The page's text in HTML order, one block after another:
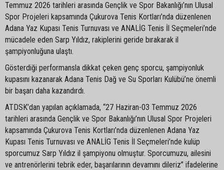
Temmuz 2026 tarihleri arasında Gençlik ve Spor Bakanlığı’nın Ulusal
Spor Projeleri kapsamında Çukurova Tenis Kortları’nda düzenlenen
Adana Yaz Kupası Tenis Turnuvası ve ANALİG Tenis İl Seçmeleri’nde
mücadele eden Sarp Yıldız, rakiplerini geride bırakarak il
şampiyonluğuna ulaştı.
Gösterdiği performansla dikkat çeken genç sporcu, şampiyonluk
kupasını kazanarak Adana Tenis Dağ ve Su Sporları Kulübü’ne önemli
bir başarı daha kazandırdı.
ATDSK’dan yapılan açıklamada, “27 Haziran-03 Temmuz 2026
tarihleri arasında Gençlik ve Spor Bakanlığı’nın Ulusal Spor Projeleri
kapsamında Çukurova Tenis Kortları’nda düzenlenen Adana Yaz
Kupası Tenis Turnuvası ve ANALİG Tenis İl Seçmeleri’nde kulüp
sporcumuz Sarp Yıldız il şampiyonu olmuştur. Sporcumuzu, ailesini
ve antrenörlerini tebrik eder, başarılarının devamını dileriz” ifadelerine